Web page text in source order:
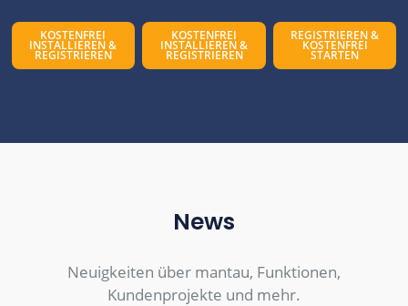
KOSTENFREI
INSTALLIEREN &
REGISTRIEREN
KOSTENFREI
INSTALLIEREN &
REGISTRIEREN
REGISTRIEREN &
KOSTENFREI
STARTEN
News
Neuigkeiten über mantau, Funktionen,
Kundenprojekte und mehr.